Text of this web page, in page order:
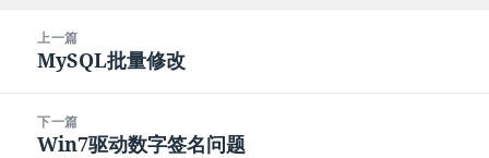
上一篇
上
文
章：
MySQL批量修改
下一篇
下
Win7驱动数字签名问题